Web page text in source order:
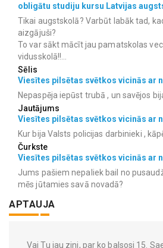
obligātu studiju kursu Latvijas
Tikai augstskolā? Varbūt labāk tad,
aizgājuši?
To var sākt mācīt jau pamatskolas
vidusskolā!!...
Sēlis
Viesītes pilsētas svētkos vicinās ar
Nepaspēja iepūst trubā , un savējos
Jautājums
Viesītes pilsētas svētkos vicinās ar
Kur bija Valsts policijas darbinieki ,
Čurkste
Viesītes pilsētas svētkos vicinās ar
Jums pašiem nepaliek bail no
mēs jūtamies savā novadā?
APTAUJA
Vai Tu jau zini, par ko balsosi 15.